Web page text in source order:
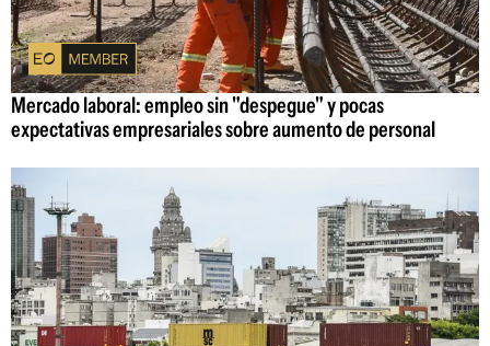
Mercado laboral: empleo sin "despegue" y pocas
expectativas empresariales sobre aumento de personal